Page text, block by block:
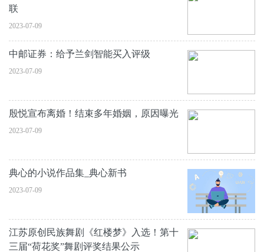
联
2023-07-09
中邮证券：给予兰剑智能买入评级
2023-07-09
殷悦宣布离婚！结束多年婚姻，原因曝光
2023-07-09
典心的小说作品集_典心新书
2023-07-09
江苏原创民族舞剧《红楼梦》入选！第十
三届“荷花奖”舞剧评奖结果公示